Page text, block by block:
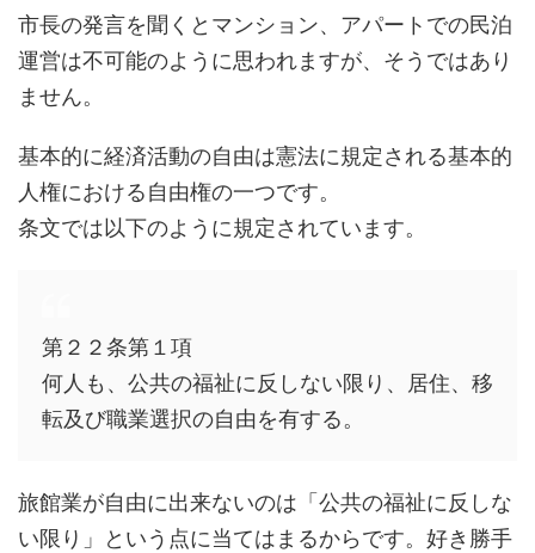
市長の発言を聞くとマンション、アパートでの民泊
運営は不可能のように思われますが、そうではあり
ません。
基本的に経済活動の自由は憲法に規定される基本的
人権における自由権の一つです。
条文では以下のように規定されています。
第２２条第１項
何人も、公共の福祉に反しない限り、居住、移
転及び職業選択の自由を有する。
旅館業が自由に出来ないのは「公共の福祉に反しな
い限り」という点に当てはまるからです。好き勝手